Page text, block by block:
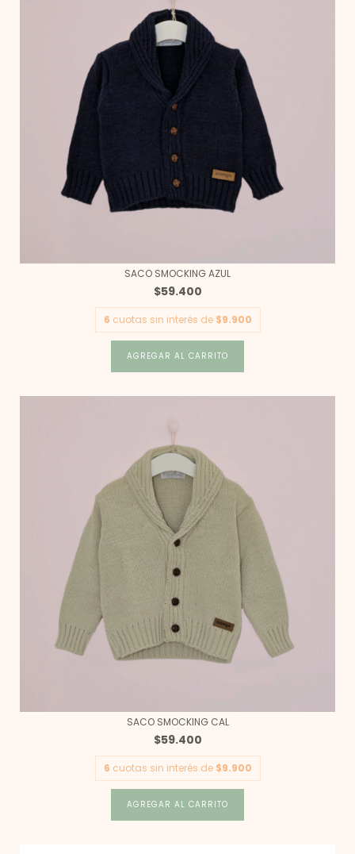
SACO SMOCKING AZUL
$59.400
6 cuotas sin interés de $9.900
AGREGAR AL CARRITO
SACO SMOCKING CAL
$59.400
6 cuotas sin interés de $9.900
AGREGAR AL CARRITO